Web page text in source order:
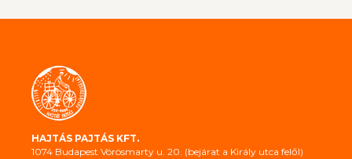
HAJTÁS PAJTÁS KFT.
1074 Budapest Vörösmarty u. 20. (bejárat a Király utca felől)